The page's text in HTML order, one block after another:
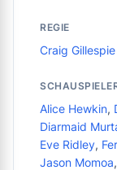
REGIE
Craig Gillespie
Alice Hewkin,
Diarmaid
Eve Ridley,
Jason Momoa,